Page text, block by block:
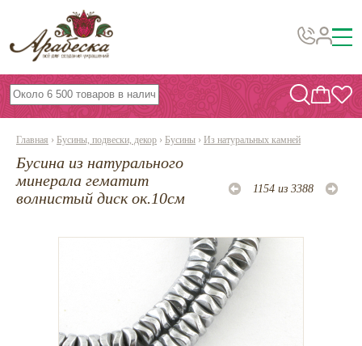
Бусины, подвески, декор
Бисер
Фурнитура
Проволока
Инструменты и материалы
Шнуры, ленты, нитки
По темам и сезонам
Главная › Бусины, подвески, декор › Бусины › Из натуральных камней
Бусина из натурального
минерала гематит
волнистый диск ок.10см
1154 из 3388